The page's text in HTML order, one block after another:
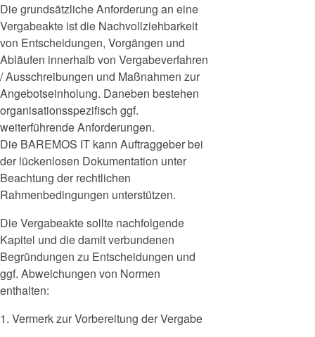
Die grundsätzliche Anforderung an eine
Vergabeakte ist die Nachvollziehbarkeit
von Entscheidungen, Vorgängen und
Abläufen innerhalb von Vergabeverfahren
/ Ausschreibungen und Maßnahmen zur
Angebotseinholung. Daneben bestehen
organisationsspezifisch ggf.
weiterführende Anforderungen.
Die BAREMOS IT kann Auftraggeber bei
der lückenlosen Dokumentation unter
Beachtung der rechtlichen
Rahmenbedingungen unterstützen.
Die Vergabeakte sollte nachfolgende
Kapitel und die damit verbundenen
Begründungen zu Entscheidungen und
ggf. Abweichungen von Normen
enthalten:
1. Vermerk zur Vorbereitung der Vergabe